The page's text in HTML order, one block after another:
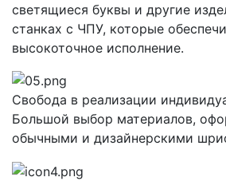
светящиеся буквы и другие
станках с ЧПУ, которые
высокоточное исполнение.
Свобода в реализации
Большой выбор материалов,
обычными и дизайнерскими